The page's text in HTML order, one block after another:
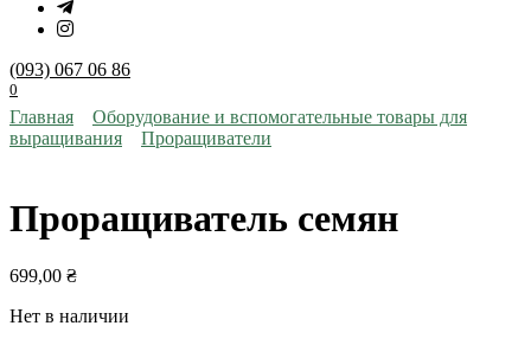
(093) 067 06 86
0
Главная
Оборудование и вспомогательные товары для
выращивания
Проращиватели
Проращиватель семян
699,00 ₴
Нет в наличии